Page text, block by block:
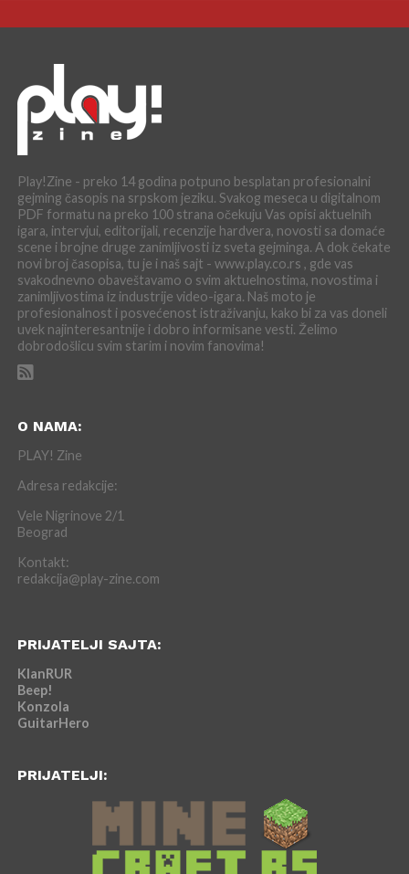
Play!Zine - preko 14 godina potpuno besplatan profesionalni
gejming časopis na srpskom jeziku. Svakog meseca u digitalnom
PDF formatu na preko 100 strana očekuju Vas opisi aktuelnih
igara, intervjui, editorijali, recenzije hardvera, novosti sa domaće
scene i brojne druge zanimljivosti iz sveta gejminga. A dok čekate
novi broj časopisa, tu je i naš sajt - www.play.co.rs , gde vas
svakodnevno obaveštavamo o svim aktuelnostima, novostima i
zanimljivostima iz industrije video-igara. Naš moto je
profesionalnost i posvećenost istraživanju, kako bi za vas doneli
uvek najinteresantnije i dobro informisane vesti. Želimo
dobrodošlicu svim starim i novim fanovima!
O NAMA:
PLAY! Zine
Adresa redakcije:
Vele Nigrinove 2/1
Beograd
Kontakt:
redakcija@play-zine.com
PRIJATELJI SAJTA:
KlanRUR
Beep!
Konzola
GuitarHero
PRIJATELJI: